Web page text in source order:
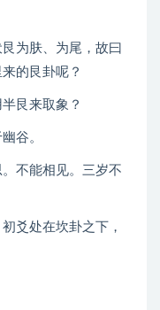
为肤、为尾，故曰
的艮卦呢？
艮来取象？
谷。
不能相见。三岁不
爻处在坎卦之下，